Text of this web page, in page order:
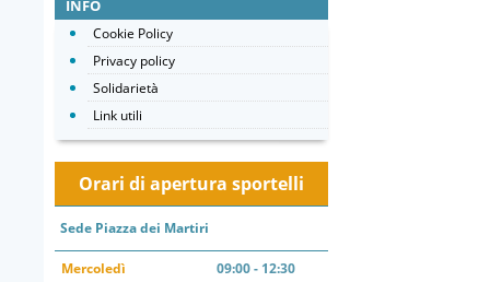
INFO
Cookie Policy
Privacy policy
Solidarietà
Link utili
Orari di apertura sportelli
Sede Piazza dei Martiri
Mercoledì 09:00 - 12:30